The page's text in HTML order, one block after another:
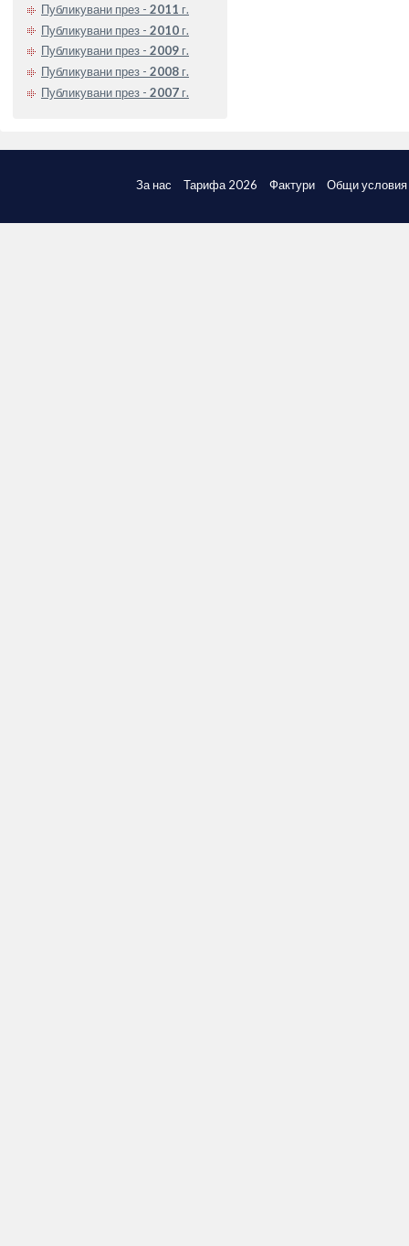
Публикувани през - 2011 г.
Публикувани през - 2010 г.
Публикувани през - 2009 г.
Публикувани през - 2008 г.
Публикувани през - 2007 г.
За нас Тарифа 2026 Фактури Общи условия